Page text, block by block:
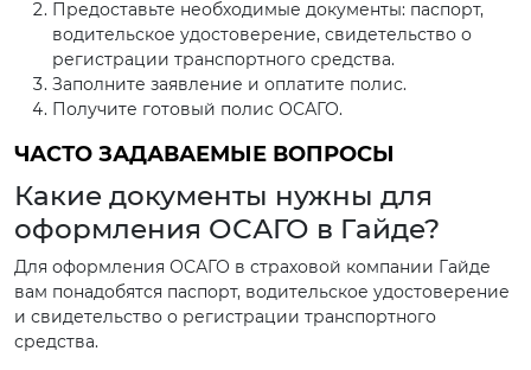
Предоставьте необходимые документы: паспорт,
водительское удостоверение, свидетельство о
регистрации транспортного средства.
Заполните заявление и оплатите полис.
Получите готовый полис ОСАГО.
ЧАСТО ЗАДАВАЕМЫЕ ВОПРОСЫ
Какие документы нужны для
оформления ОСАГО в Гайде?
Для оформления ОСАГО в страховой компании Гайде
вам понадобятся паспорт, водительское удостоверение
и свидетельство о регистрации транспортного
средства.